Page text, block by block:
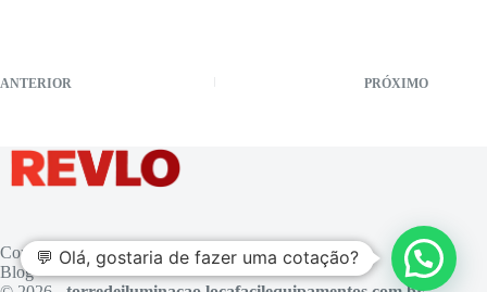
ANTERIOR PRÓXIMO
Contato
Blog
💬 Olá, gostaria de fazer uma cotação?